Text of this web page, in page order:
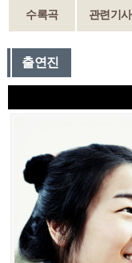
수록곡 관련기사
출연진